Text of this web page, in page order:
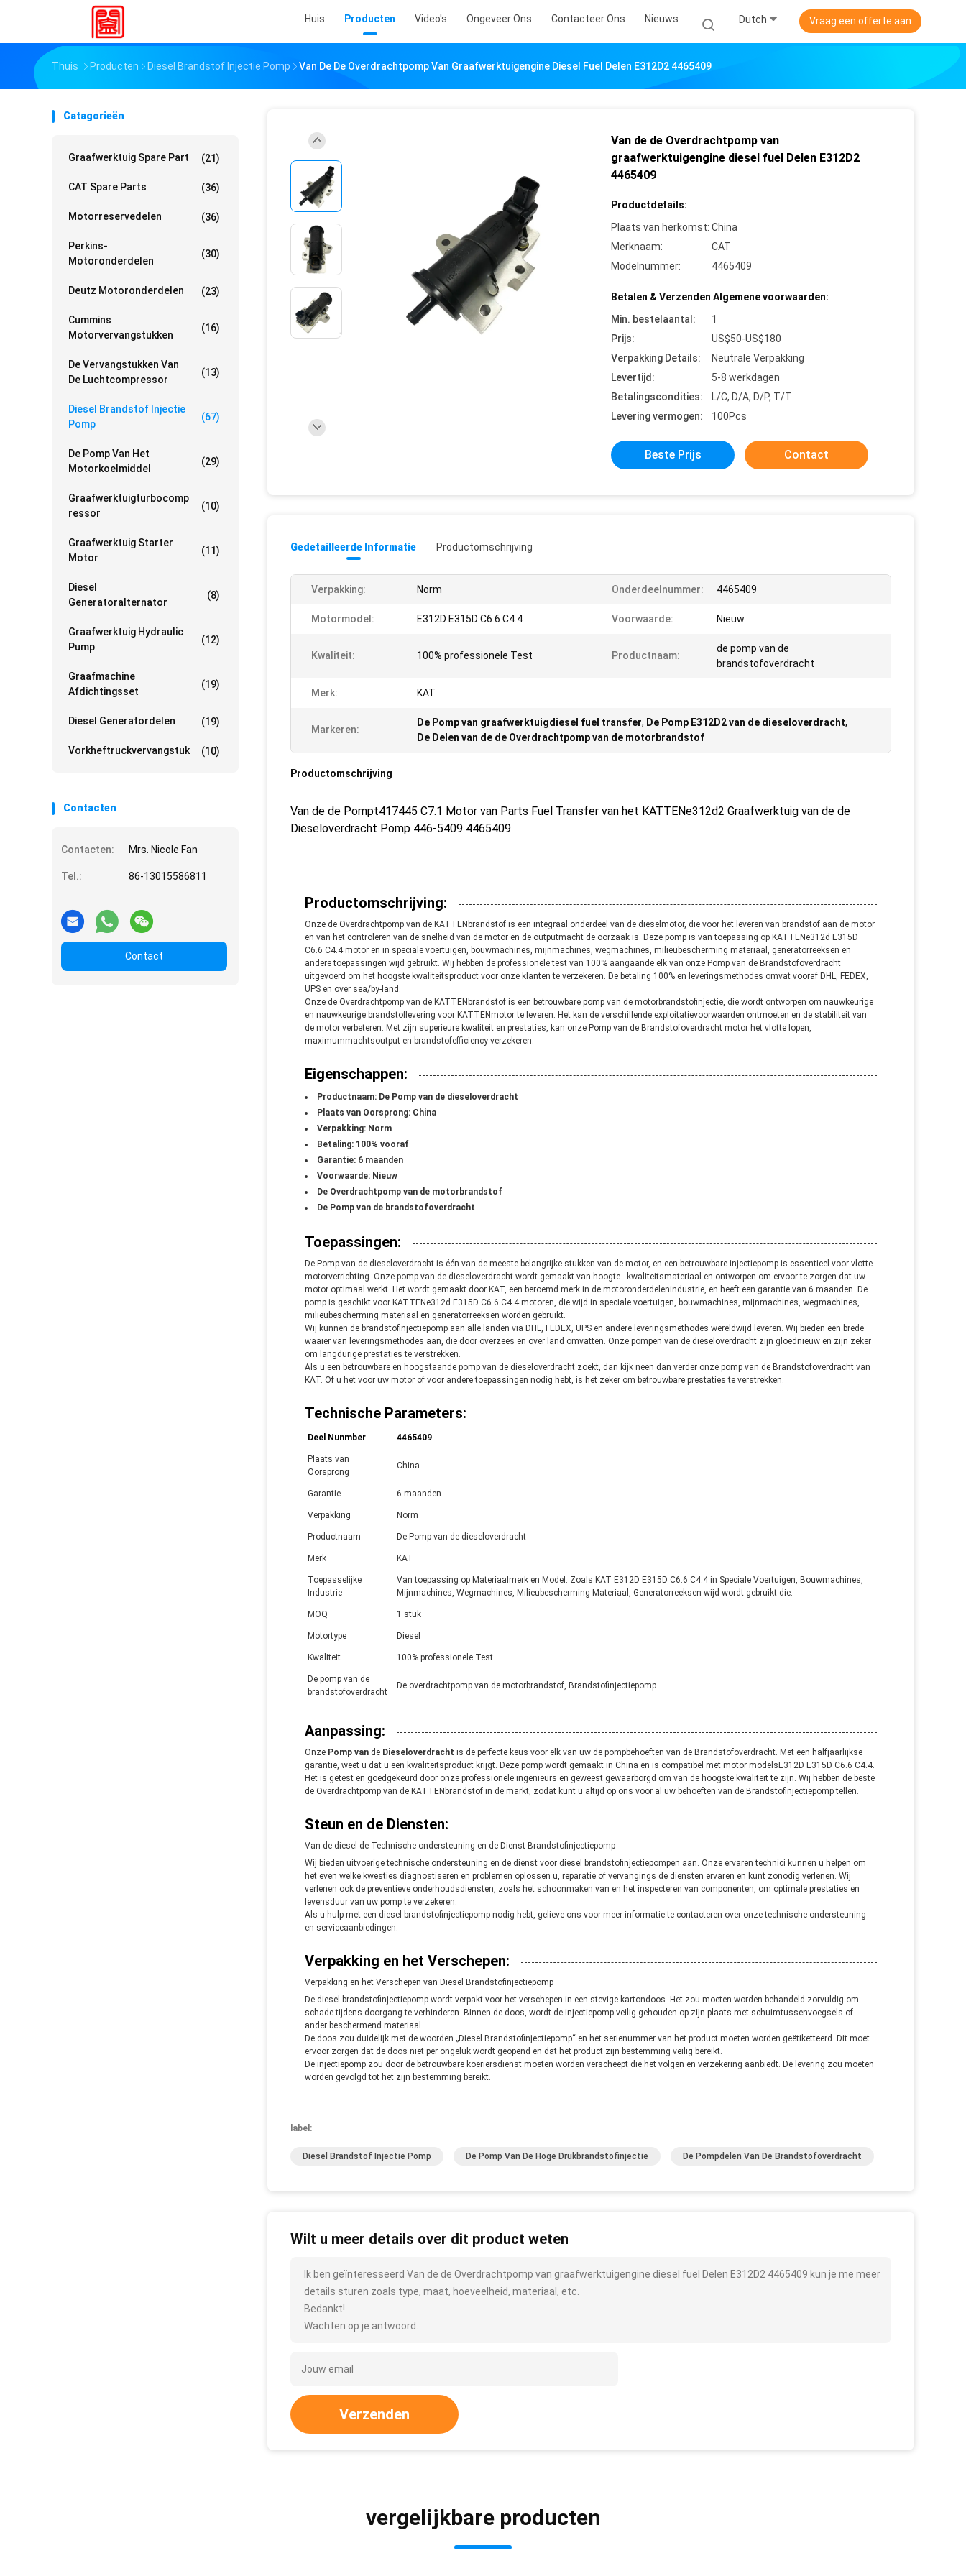
Huis Producten Video's Ongeveer Ons Contacteer Ons Nieuws Dutch Vraag een offerte aan
Thuis Producten Diesel Brandstof Injectie Pomp Van De De Overdrachtpomp Van Graafwerktuigengine Diesel Fuel Delen E312D2 4465409
Catagorieën
Graafwerktuig Spare Part (21)
CAT Spare Parts (36)
Motorreservedelen (36)
Perkins-
Motoronderdelen
(30)
Deutz Motoronderdelen (23)
Cummins
Motorvervangstukken
(16)
De Vervangstukken Van
De Luchtcompressor
(13)
Diesel Brandstof Injectie
Pomp
(67)
De Pomp Van Het
Motorkoelmiddel
(29)
Graafwerktuigturbocomp
Ressor
(10)
Graafwerktuig Starter
Motor
(11)
Diesel
Generatoralternator
(8)
Graafwerktuig Hydraulic
Pump
(12)
Graafmachine
Afdichtingsset
(19)
Diesel Generatordelen (19)
Vorkheftruckvervangstuk (10)
Contacten
Contacten: Mrs. Nicole Fan
Tel.: 86-13015586811
Contact
Van de de Overdrachtpomp van
graafwerktuigengine diesel fuel Delen E312D2
4465409
Productdetails:
Plaats van herkomst: China
Merknaam:
CAT
Modelnummer:
4465409
Betalen & Verzenden Algemene voorwaarden:
Min. bestelaantal:
1
Prijs:
US$50-US$180
Verpakking Details:
Neutrale Verpakking
Levertijd:
5-8 werkdagen
Betalingscondities:
L/C, D/A, D/P, T/T
Levering vermogen:
100Pcs
Beste Prijs Contact
Gedetailleerde Informatie Productomschrijving
Verpakking: Norm Onderdeelnummer: 4465409
Motormodel: E312D E315D C6.6 C4.4 Voorwaarde: Nieuw
Kwaliteit: 100% professionele Test Productnaam:
de pomp van de
brandstofoverdracht
Merk: KAT
Markeren:
De Pomp van graafwerktuigdiesel fuel transfer, De Pomp E312D2 van de dieseloverdracht,
De Delen van de de Overdrachtpomp van de motorbrandstof
Productomschrijving
Van de de Pompt417445 C7.1 Motor van Parts Fuel Transfer van het KATTENe312d2 Graafwerktuig van de de
Dieseloverdracht Pomp 446-5409 4465409
Productomschrijving:
Onze de Overdrachtpomp van de KATTENbrandstof is een integraal onderdeel van de dieselmotor, die voor het leveren van brandstof aan de motor
en van het controleren van de snelheid van de motor en de outputmacht de oorzaak is. Deze pomp is van toepassing op KATTENe312d E315D
C6.6 C4.4 motor en in speciale voertuigen, bouwmachines, mijnmachines, wegmachines, milieubescherming materiaal, generatorreeksen en
andere toepassingen wijd gebruikt. Wij hebben de professionele test van 100% aangaande elk van onze Pomp van de Brandstofoverdracht
uitgevoerd om het hoogste kwaliteitsproduct voor onze klanten te verzekeren. De betaling 100% en leveringsmethodes omvat vooraf DHL, FEDEX,
UPS en over sea/by-land.
Onze de Overdrachtpomp van de KATTENbrandstof is een betrouwbare pomp van de motorbrandstofinjectie, die wordt ontworpen om nauwkeurige
en nauwkeurige brandstoflevering voor KATTENmotor te leveren. Het kan de verschillende exploitatievoorwaarden ontmoeten en de stabiliteit van
de motor verbeteren. Met zijn superieure kwaliteit en prestaties, kan onze Pomp van de Brandstofoverdracht motor het vlotte lopen,
maximummachtsoutput en brandstofefficiency verzekeren.
Eigenschappen:
Productnaam: De Pomp van de dieseloverdracht
Plaats van Oorsprong: China
Verpakking: Norm
Betaling: 100% vooraf
Garantie: 6 maanden
Voorwaarde: Nieuw
De Overdrachtpomp van de motorbrandstof
De Pomp van de brandstofoverdracht
Toepassingen:
De Pomp van de diesel overdracht is één van de meeste belangrijke stukken van de motor, en een betrouwbare injectiepomp is essentieel voor vlotte
motorverrichting. Onze pomp van de dieseloverdracht wordt gemaakt van hoogte - kwaliteitsmateriaal en ontworpen om ervoor te zorgen dat uw
motor optimaal werkt. Het wordt gemaakt door KAT, een beroemd merk in de motoronderdelenindustrie, en heeft een garantie van 6 maanden. De
pomp is geschikt voor KATTENe312d E315D C6.6 C4.4motoren, die wijd in speciale voertuigen, bouwmachines, mijnmachines, wegmachines,
milieubescherming materiaal en generatorreeksen worden gebruikt.
Wij kunnen de brandstofinjectiepomp aan alle landen via DHL, FEDEX, UPS en andere leveringsmethodes wereldwijd leveren. Wij bieden een brede
waaier van leveringsmethodes aan, die door overzees en over land omvatten. Onze pompen van de diesel overdracht zijn gloednieuw en zijn zeker
om langdurige prestaties te verstrekken.
Als u een betrouwbare en hoogstaande pomp van de diesel overdracht zoekt, dan kijk neen dan verder onze pomp van de Brandstofoverdracht van
KAT. Of u het voor uw motor of voor andere toepassingen nodig hebt, is het zeker om betrouwbare prestaties te verstrekken.
Technische Parameters:
Deel Nunmber 4465409
Plaats van
Oorsprong
China
Garantie 6 maanden
Verpakking Norm
Productnaam De Pomp van de dieseloverdracht
Merk KAT
Toepasselijke
Industrie
Van toepassing op Materiaalmerk en Model: Zoals KAT E312D E315D C6.6 C4.4in Speciale Voertuigen, Bouwmachines,
Mijnmachines, Wegmachines, Milieubescherming Materiaal, Generatorreeksen wijd wordt gebruikt die.
MOQ 1 stuk
Motortype Diesel
Kwaliteit 100% professionele Test
De pomp van de
brandstofoverdracht
De overdrachtpomp van de motorbrandstof, Brandstofinjectiepomp
Aanpassing:
Onze Pomp van de Diesel overdracht is de perfecte keus voor elk van uw de pompbehoeften van de Brandstofoverdracht. Met een halfjaarlijkse
garantie, weet u dat u een kwaliteitsproduct krijgt. Deze pomp wordt gemaakt in China en is compatibel met motor modelsE312D E315D C6.6 C4.4.
Het is getest en goedgekeurd door onze professionele ingenieurs en geweest gewaarborgd om van de hoogste kwaliteit te zijn. Wij hebben de beste
de Overdrachtpomp van de KATTEN brandstof in de markt, zodat kunt u altijd op ons voor al uw behoeften van de Brandstofinjectiepomp tellen.
Steun en de Diensten:
Van de diesel de Technische ondersteuning en de Dienst Brandstofinjectiepomp
Wij bieden uitvoerige technische ondersteuning en de dienst voor diesel brandstofinjectiepompen aan. Onze ervaren technici kunnen u helpen om
het even welke kwesties diagnostiseren en problemen oplossen u, reparatie of vervangings de diensten ervaren en kunt zonodig verlenen. Wij
verlenen ook de preventieve onderhoudsdiensten, zoals het schoonmaken van en het inspecteren van componenten, om optimale prestaties en
levensduur van uw pomp te verzekeren.
Als u hulp met een diesel brandstofinjectiepomp nodig hebt, gelieve ons voor meer informatie te contacteren over onze technische ondersteuning
en serviceaanbiedingen.
Verpakking en het Verschepen:
Verpakking en het Verschepen van Diesel Brandstofinjectiepomp
De diesel brandstofinjectiepomp wordt verpakt voor het verschepen in een stevige kartondoos. Het zou moeten worden behandeld zorvuldig om
schade tijdens doorgang te verhinderen. Binnen de doos, wordt de injectiepomp veilig gehouden op zijn plaats met schuimtussenvoegsels of
ander beschermend materiaal.
De doos zou duidelijk met de woorden „Diesel Brandstofinjectiepomp“ en het serienummer van het product moeten worden geëtiketteerd. Dit moet
ervoor zorgen dat de doos niet per ongeluk wordt geopend en dat het product zijn bestemming veilig bereikt.
De injectiepomp zou door de betrouwbare koeriersdienst moeten worden verscheept die het volgen en verzekering aanbiedt. De levering zou moeten
worden gevolgd tot het zijn bestemming bereikt.
label:
Diesel Brandstof Injectie Pomp De Pomp Van De Hoge Drukbrandstofinjectie De Pompdelen Van De Brandstofoverdracht
Wilt u meer details over dit product weten
Ik ben geïnteresseerd Van de de Overdrachtpomp van graafwerktuigengine diesel fuel Delen E312D2 4465409 kun je me meer
details sturen zoals type, maat, hoeveelheid, materiaal, etc.
Bedankt!
Wachten op je antwoord.
Verzenden
vergelijkbare producten